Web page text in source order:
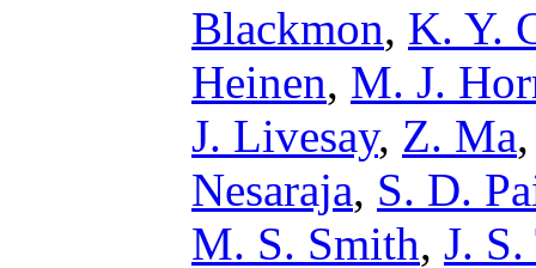
Blackmon, K. Y.
Heinen, M. J.
J. Livesay, Z. Ma
Nesaraja, S. D.
M. S. Smith, J.